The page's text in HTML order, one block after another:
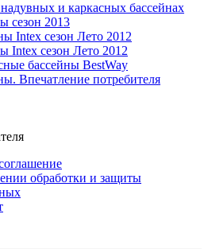
и каркасных бассейнах
сезон 2013
Intex сезон Лето 2012
Intex сезон Лето 2012
бассейны BestWay
Впечатление потребителя
обработки и защиты